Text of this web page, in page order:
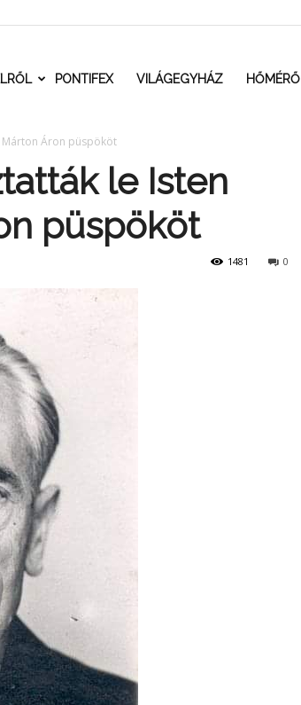
PONTIFEX VILÁGEGYHÁZ HŐMÉRŐ
Márton Áron püspököt
le Isten
püspököt
0
1481